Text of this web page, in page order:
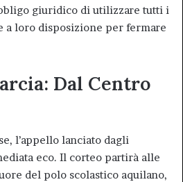
giuridico di utilizzare tutti i
a loro disposizione per fermare
Dal Centro
l’appello lanciato dagli
eco. Il corteo partirà alle
del polo scolastico aquilano,